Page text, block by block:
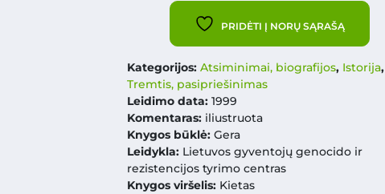
PRIDĖTI Į NORŲ SĄRAŠĄ
Kategorijos: Atsiminimai, biografijos, Istorija,
Tremtis, pasipriešinimas
Leidimo data:1999
Komentaras: iliustruota
Knygos būklė: Gera
Leidykla:Lietuvos gyventojų genocido ir
rezistencijos tyrimo centras
Knygos viršelis: Kietas